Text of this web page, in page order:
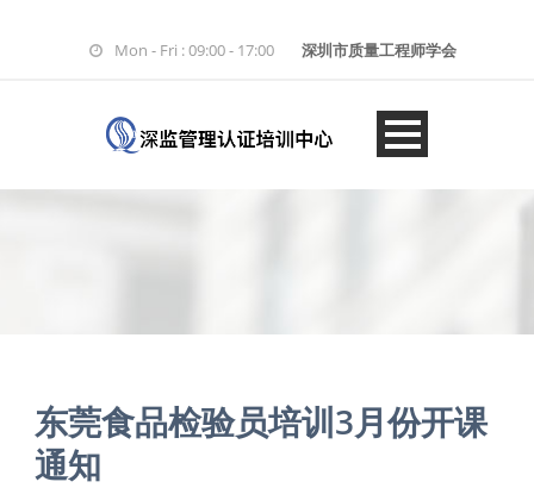
Mon - Fri : 09:00 - 17:00 深圳市质量工程师学会
东莞食品检验员培训3月份开课
通知